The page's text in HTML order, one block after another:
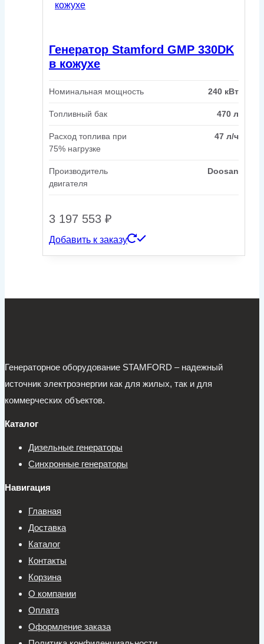
Генератор Stamford GMP 330DK
в кожухе
Номинальная мощность 240 кВт
Топливный бак 470 л
Расход топлива при
75% нагрузке
47 л/ч
Производитель
двигателя
Doosan
3 197 553 ₽
Добавить к заказу
Генераторное оборудование STAMFORD – надежный
источник электроэнергии как для жилых, так и для
коммерческих объектов.
Каталог
Дизельные генераторы
Синхронные генераторы
Навигация
Главная
Доставка
Каталог
Контакты
Корзина
О компании
Оплата
Оформление заказа